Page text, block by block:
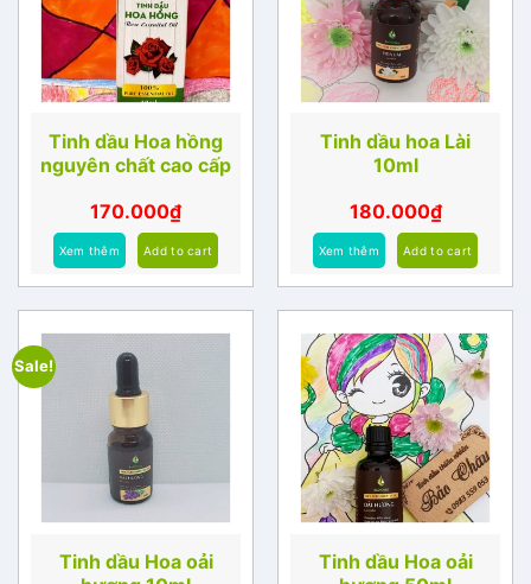
Tinh dầu Hoa hồng
nguyên chất cao cấp
170.000₫
Xem thêm Add to cart
Tinh dầu hoa Lài
10ml
180.000₫
Xem thêm Add to cart
Sale!
Tinh dầu Hoa oải
Tinh dầu Hoa oải